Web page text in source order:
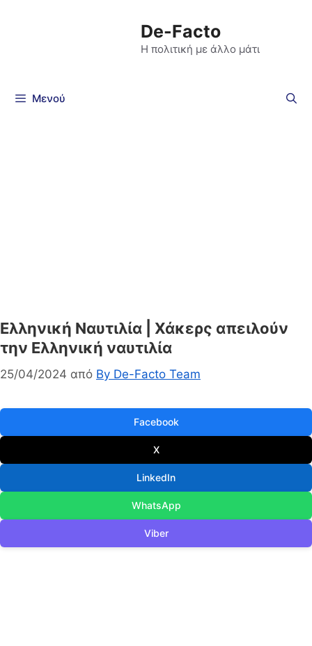
De-Facto
Η πολιτική με άλλο μάτι
Μενού
Ελληνική Ναυτιλία | Χάκερς απειλούν
την Ελληνική ναυτιλία
25/04/2024 από By De-Facto Team
Facebook
X
LinkedIn
WhatsApp
Viber